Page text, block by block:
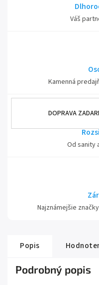
DOPRAVA
Váš
Kamenná
Od sanity
Najznámejšie
Popis
Podrobný popis